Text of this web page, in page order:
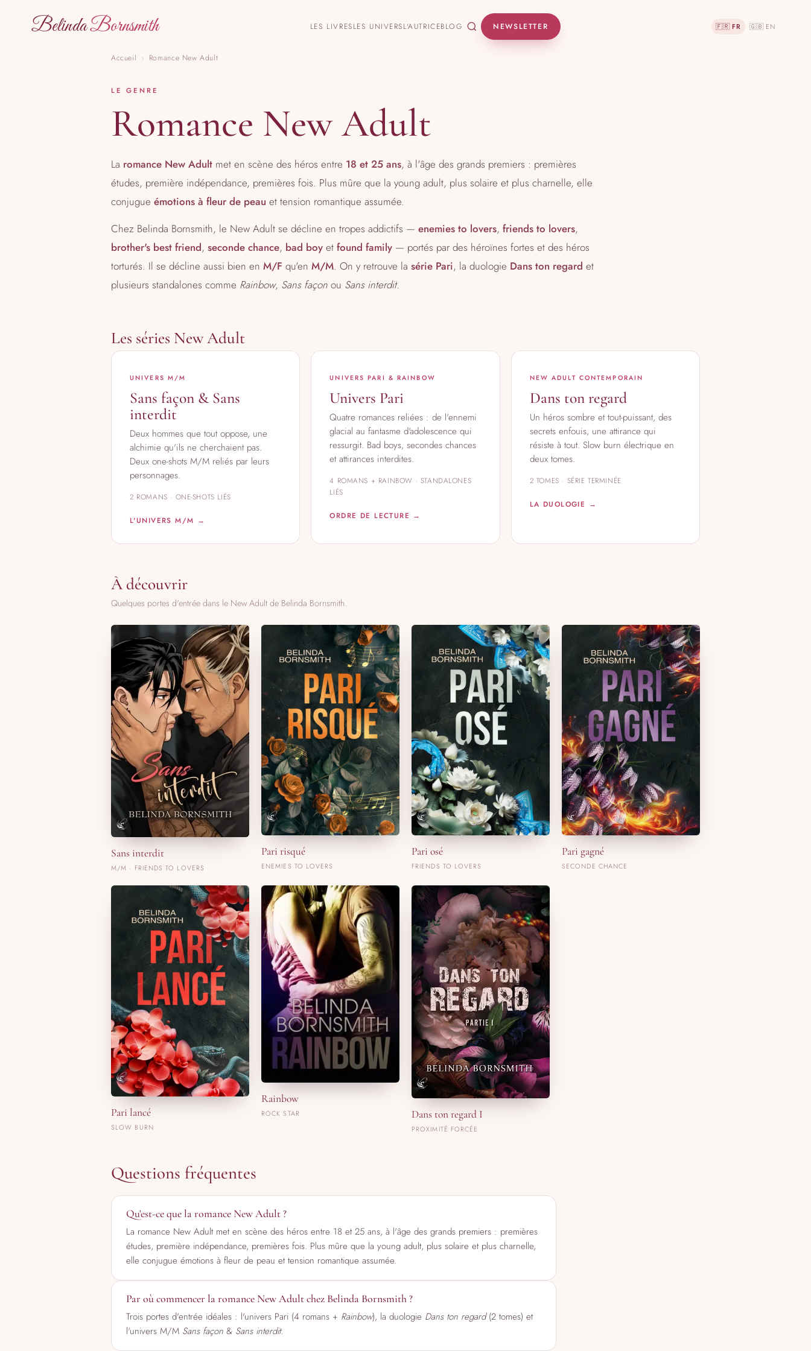
BelindaBornsmith LES LIVRESLES UNIVERSL'AUTRICEBLOG NEWSLETTER 🇫🇷 FR 🇬🇧 EN
Accueil › Romance New Adult
LE GENRE
Romance New Adult
La romance New Adult met en scène des héros entre 18 et 25 ans, à l'âge des grands premiers : premières
études, première indépendance, premières fois. Plus mûre que la young adult, plus solaire et plus charnelle, elle
conjugue émotions à fleur de peau et tension romantique assumée.
Chez Belinda Bornsmith, le New Adult se décline en tropes addictifs — enemies to lovers, friends to lovers,
brother's best friend, seconde chance, bad boy et found family — portés par des héroïnes fortes et des héros
torturés. Il se décline aussi bien en M/F qu'en M/M. On y retrouve la série Pari, la duologie Dans ton regard et
plusieurs standalones comme Rainbow, Sans façon ou Sans interdit.
Les séries New Adult
UNIVERS M/M
Sans façon & Sans
interdit
Deux hommes que tout oppose, une
alchimie qu'ils ne cherchaient pas.
Deux one-shots M/M reliés par leurs
personnages.
2 ROMANS · ONE-SHOTS LIÉS
L'UNIVERS M/M →
UNIVERS PARI & RAINBOW
Univers Pari
Quatre romances reliées : de l'ennemi
glacial au fantasme d'adolescence qui
ressurgit. Bad boys, secondes chances
et attirances interdites.
4 ROMANS + RAINBOW · STANDALONES
LIÉS
ORDRE DE LECTURE →
NEW ADULT CONTEMPORAIN
Dans ton regard
Un héros sombre et tout-puissant, des
secrets enfouis, une attirance qui
résiste à tout. Slow burn électrique en
deux tomes.
2 TOMES · SÉRIE TERMINÉE
LA DUOLOGIE →
À découvrir
Quelques portes d'entrée dans le New Adult de Belinda Bornsmith.
Sans interdit
M/M · FRIENDS TO LOVERS
Pari risqué
ENEMIES TO LOVERS
Pari osé
FRIENDS TO LOVERS
Pari gagné
SECONDE CHANCE
Pari lancé
SLOW BURN
Rainbow
ROCK STAR Dans ton regard I
PROXIMITÉ FORCÉE
Questions fréquentes
Qu'est-ce que la romance New Adult ?
La romance New Adult met en scène des héros entre 18 et 25 ans, à l'âge des grands premiers : premières
études, première indépendance, premières fois. Plus mûre que la young adult, plus solaire et plus charnelle,
elle conjugue émotions à fleur de peau et tension romantique assumée.
Par où commencer la romance New Adult chez Belinda Bornsmith ?
Trois portes d'entrée idéales : l'univers Pari (4 romans + Rainbow), la duologie Dans ton regard(2 tomes) et
l'univers M/M Sans façon & Sans interdit.